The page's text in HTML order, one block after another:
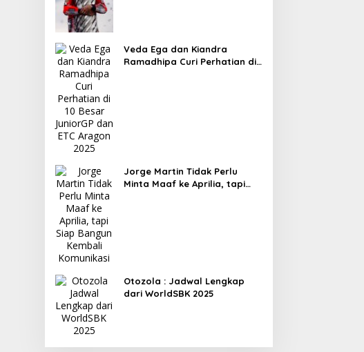
Veda Ega dan Kiandra
Ramadhipa Curi Perhatian di
Jorge Martin Tidak Perlu
Minta Maaf ke Aprilia, tapi
Otozola : Jadwal Lengkap
dari WorldSBK 2025